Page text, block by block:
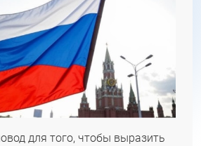
для того, чтобы выразить